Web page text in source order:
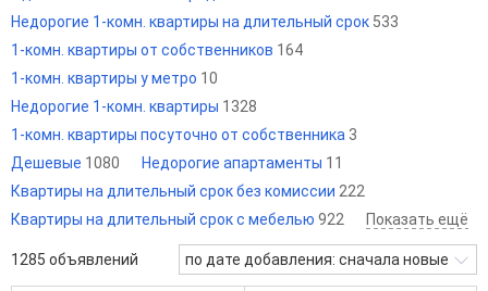
Недорогие 1-комн. квартиры на длительный срок 533
1-комн. квартиры от собственников 164
1-комн. квартиры у метро 10
Недорогие 1-комн. квартиры 1328
1-комн. квартиры посуточно от собственника 3
Дешевые 1080 Недорогие апартаменты 11
Квартиры на длительный срок без комиссии 222
Квартиры на длительный срок с мебелью 922 Показать ещё
1285 объявлений по дате добавления: сначала новые